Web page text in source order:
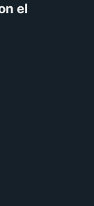
el